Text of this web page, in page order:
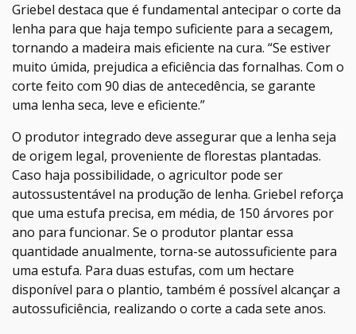
Griebel destaca que é fundamental antecipar o corte da
lenha para que haja tempo suficiente para a secagem,
tornando a madeira mais eficiente na cura. “Se estiver
muito úmida, prejudica a eficiência das fornalhas. Com o
corte feito com 90 dias de antecedência, se garante
uma lenha seca, leve e eficiente.”
O produtor integrado deve assegurar que a lenha seja
de origem legal, proveniente de florestas plantadas.
Caso haja possibilidade, o agricultor pode ser
autossustentável na produção de lenha. Griebel reforça
que uma estufa precisa, em média, de 150 árvores por
ano para funcionar. Se o produtor plantar essa
quantidade anualmente, torna-se autossuficiente para
uma estufa. Para duas estufas, com um hectare
disponível para o plantio, também é possível alcançar a
autossuficiência, realizando o corte a cada sete anos.